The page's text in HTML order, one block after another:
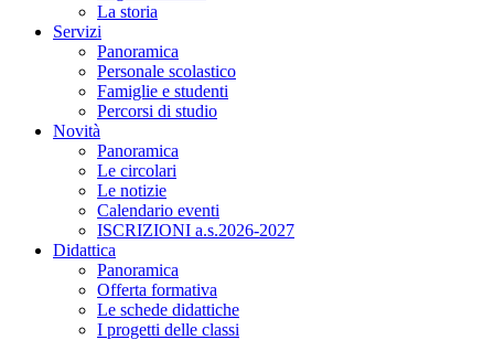
La storia
Servizi
Panoramica
Personale scolastico
Famiglie e studenti
Percorsi di studio
Novità
Panoramica
Le circolari
Le notizie
Calendario eventi
ISCRIZIONI a.s.2026-2027
Didattica
Panoramica
Offerta formativa
Le schede didattiche
I progetti delle classi